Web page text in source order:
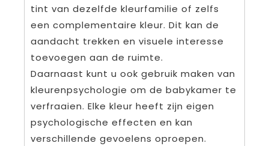
tint van dezelfde kleurfamilie of zelfs
een complementaire kleur. Dit kan de
aandacht trekken en visuele interesse
toevoegen aan de ruimte.
Daarnaast kunt u ook gebruik maken van
kleurenpsychologie om de babykamer te
verfraaien. Elke kleur heeft zijn eigen
psychologische effecten en kan
verschillende gevoelens oproepen.